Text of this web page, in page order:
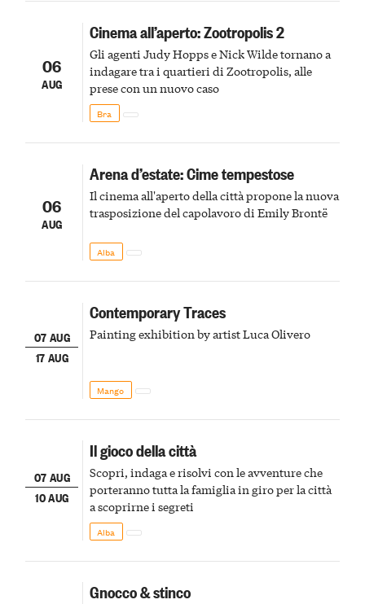
06
AUG
Cinema all’aperto: Zootropolis 2
Gli agenti Judy Hopps e Nick Wilde tornano a
indagare tra i quartieri di Zootropolis, alle
prese con un nuovo caso
Bra
06
AUG
Arena d’estate: Cime tempestose
Il cinema all'aperto della città propone la nuova
trasposizione del capolavoro di Emily Brontë
Alba
07 AUG
17 AUG
Contemporary Traces
Painting exhibition by artist Luca Olivero
Mango
07 AUG
10 AUG
Il gioco della città
Scopri, indaga e risolvi con le avventure che
porteranno tutta la famiglia in giro per la città
a scoprirne i segreti
Alba
Gnocco & stinco